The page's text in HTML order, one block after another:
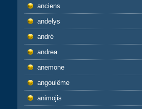
anciens
andelys
andré
andrea
anemone
angoulême
animojis